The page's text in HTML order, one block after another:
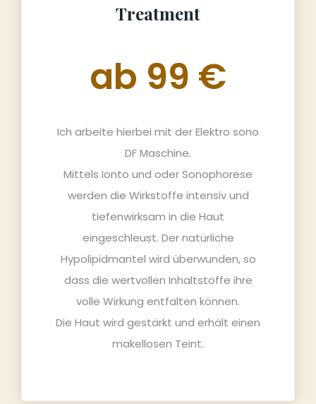
Treatment
ab 99 €
Ich arbeite hierbei mit der Elektro sono
DF Maschine.
Mittels Ionto und oder Sonophorese
werden die Wirkstoffe intensiv und
tiefenwirksam in die Haut
eingeschleust. Der natürliche
Hypolipidmantel wird überwunden, so
dass die wertvollen Inhaltstoffe ihre
volle Wirkung entfalten können.
Die Haut wird gestärkt und erhält einen
makellosen Teint.